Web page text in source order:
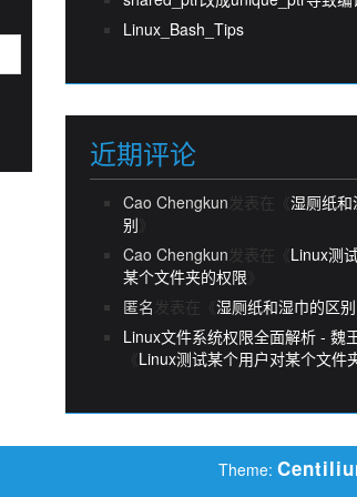
Linux_Bash_Tips
近期评论
Cao Chengkun发表在《 湿厕纸和
别
Cao Chengkun发表在《 Linux测
某个文件夹的权限
匿名 发表在《 湿厕纸和湿巾的区别
Linux文件系统权限全面解析 - 魏
Linux测试某个用户对某个文件
Theme: